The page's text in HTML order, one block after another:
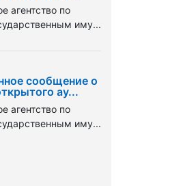
агентство по
иму...
сообщение о
ау...
агентство по
иму...